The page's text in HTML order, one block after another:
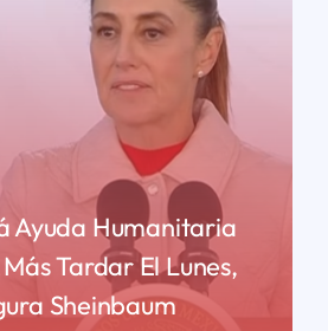
Ayuda Humanitaria
Tardar El Lunes,
Sheinbaum